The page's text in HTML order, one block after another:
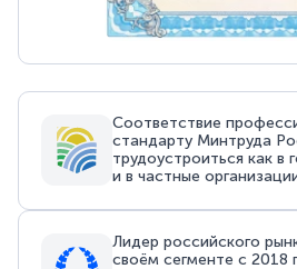
Соответствие
стандарту Минтруда
трудоустроиться как в
и в частные
Лидер российского
своём сегменте с